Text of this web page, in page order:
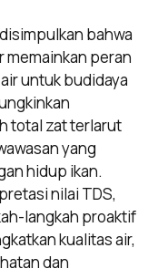
bahwa
memainkan peran
untuk budidaya
total zat terlarut
yang
hidup ikan.
nilai TDS,
langkah proaktif
kualitas air,
dan